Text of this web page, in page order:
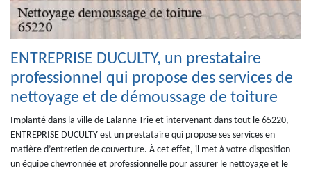
ENTREPRISE DUCULTY, un prestataire
professionnel qui propose des services de
nettoyage et de démoussage de toiture
Implanté dans la ville de Lalanne Trie et intervenant dans tout le 65220,
ENTREPRISE DUCULTY est un prestataire qui propose ses services en
matière d’entretien de couverture. À cet effet, il met à votre disposition
un équipe chevronnée et professionnelle pour assurer le nettoyage et le